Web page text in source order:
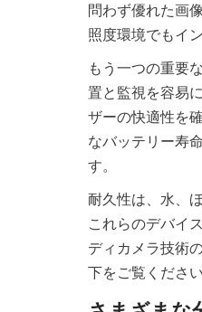
問わず優れた画
照度環境でもイ
もう一つの重要
置と監視を容易
ザーの快適性を
なバッテリー寿
耐久性は、水、
これらのデバイ
ディカメラ技術
下をご覧ください